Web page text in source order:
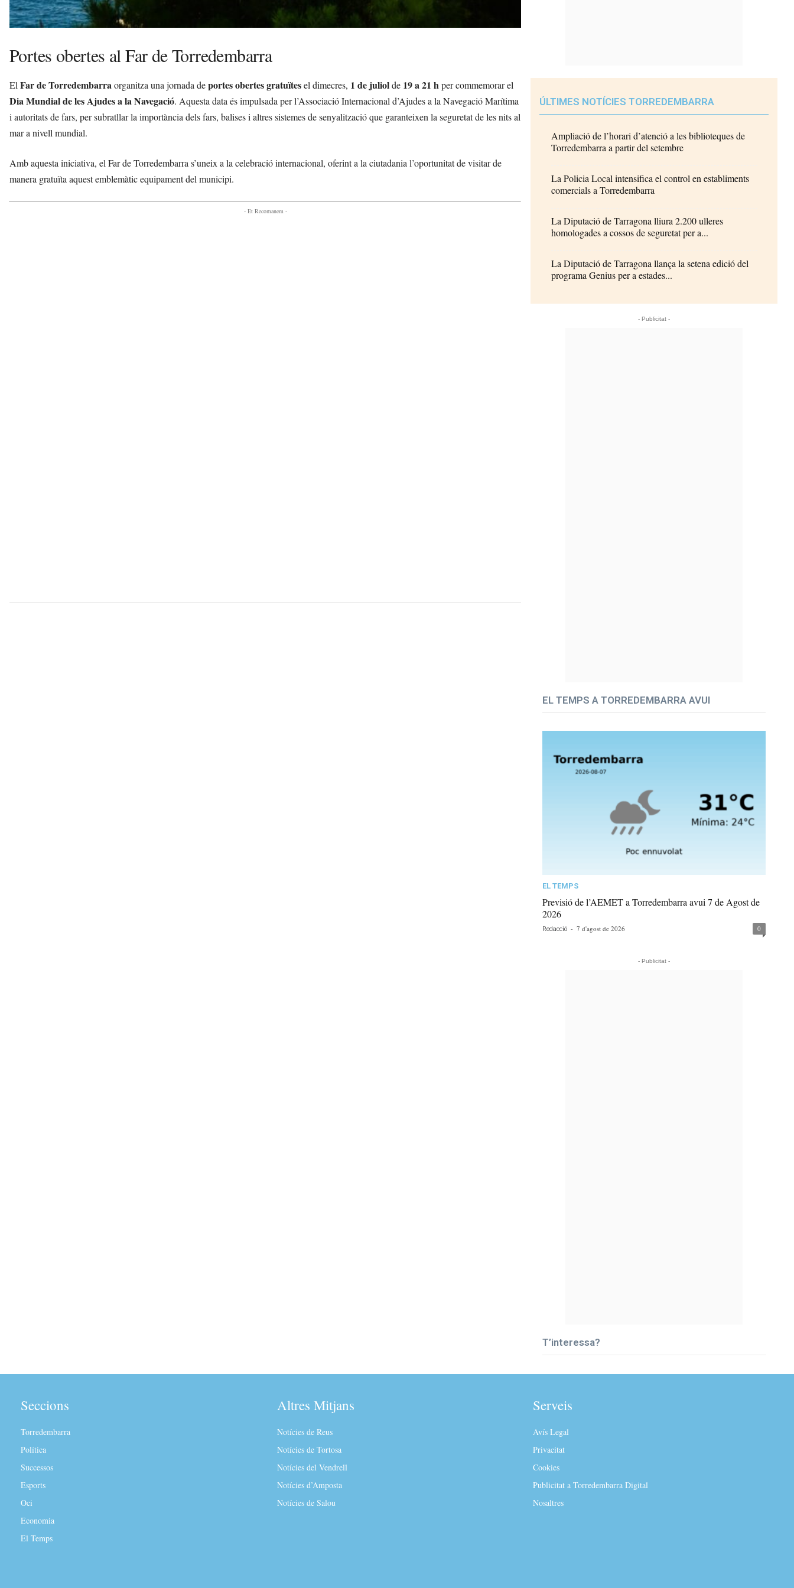
Portes obertes al Far de Torredembarra
El Far de Torredembarraorganitza una jornada deportes obertes gratuïtesel dimecres, 1 de juliolde 19 a 21 hper commemorar el
Dia Mundial de les Ajudes a la Navegació. Aquesta data és impulsada per l’Associació Internacional d’Ajudes a la Navegació Marítima
i autoritats de fars, per subratllar la importància dels fars, balises i altres sistemes de senyalització que garanteixen la seguretat de les nits al
mar a nivell mundial.
Amb aquesta iniciativa, el Far de Torredembarra s’uneix a la celebració internacional, oferint a la ciutadania l’oportunitat de visitar de
manera gratuïta aquest emblemàtic equipament del municipi.
- Et Recomanem -
ÚLTIMES NOTÍCIES TORREDEMBARRA
Ampliació de l’horari d’atenció a les biblioteques de
Torredembarra a partir del setembre
La Policia Local intensifica el control en establiments
comercials a Torredembarra
La Diputació de Tarragona lliura 2.200 ulleres
homologades a cossos de seguretat per a...
La Diputació de Tarragona llança la setena edició del
programa Genius per a estades...
- Publicitat -
EL TEMPS A TORREDEMBARRA AVUI
EL TEMPS
Previsió de l’AEMET a Torredembarra avui 7 de Agost de
2026
Redacció - 7 d'agost de 2026 0
- Publicitat -
T’interessa?
Seccions
Torredembarra
Política
Successos
Esports
Oci
Economia
El Temps
Altres Mitjans
Notícies de Reus
Notícies de Tortosa
Notícies del Vendrell
Notícies d’Amposta
Notícies de Salou
Serveis
Avís Legal
Privacitat
Cookies
Publicitat a Torredembarra Digital
Nosaltres